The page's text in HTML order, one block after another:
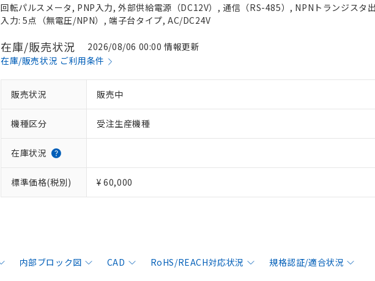
回転パルスメータ, PNP入力, 外部供給電源（DC12V）, 通信（RS-485）, NPNトランジスタ
入力: 5点（無電圧/NPN）, 端子台タイプ, AC/DC24V
在庫/販売状況
2026/08/06 00:00 情報更新
在庫/販売状況 ご利用条件
販売状況 販売中
機種区分 受注生産機種
在庫状況
標準価格(税別) ¥ 60,000
内部ブロック図 CAD RoHS/REACH対応状況 規格認証/適合状況